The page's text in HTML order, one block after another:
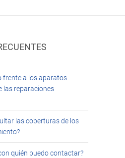
frente a los aparatos
las reparaciones
las coberturas de los
quién puedo contactar?